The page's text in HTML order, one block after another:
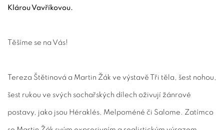
Klárou Vavříkovou.
Těšíme se na Vás!
Tereza Štětinová a Martin Žák ve výstavě Tři těla, šest nohou,
šest rukou ve svých sochařských dílech oživují žánrové
postavy, jako jsou Héraklés, Melpoméné či Salome. Zatímco